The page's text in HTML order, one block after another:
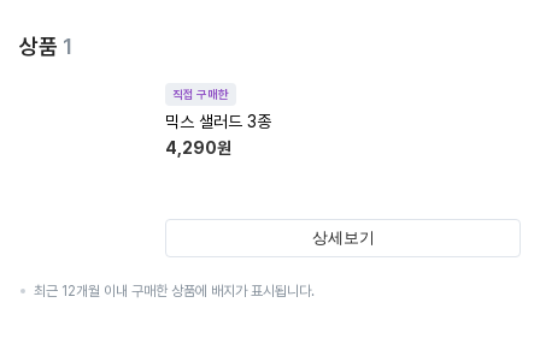
상품 1
직접 구매한
믹스 샐러드 3종
4,290원
상세보기
최근 12개월 이내 구매한 상품에 배지가 표시됩니다.